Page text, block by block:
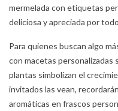
mermelada con etiquetas
deliciosa y apreciada por
Para quienes buscan algo
con macetas personalizadas
plantas simbolizan el
invitados las vean,
aromáticas en frascos